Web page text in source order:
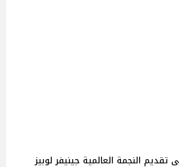
النجمة العالمية جينيفر لوبيز